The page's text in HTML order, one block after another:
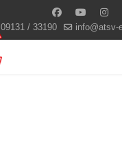
09131 / 33190 info@atsv-